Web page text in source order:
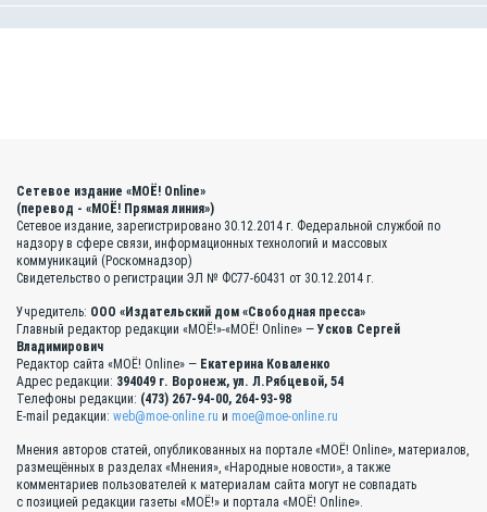
Сетевое издание «МОЁ! Online»
(перевод - «МОЁ! Прямая линия»)
Сетевое издание, зарегистрировано 30.12.2014 г. Федеральной службой по
надзору в сфере связи, информационных технологий и массовых
коммуникаций (Роскомнадзор)
Свидетельство о регистрации ЭЛ № ФС77-60431 от 30.12.2014 г.
Учредитель: ООО «Издательский дом «Свободная пресса»
Главный редактор редакции «МОЁ!»-«МОЁ! Online» — Усков Сергей
Владимирович
Редактор сайта «МОЁ! Online» — Екатерина Коваленко
Адрес редакции: 394049 г. Воронеж, ул. Л.Рябцевой, 54
Телефоны редакции: (473) 267-94-00, 264-93-98
E-mail редакции: web@moe-online.ru и moe@moe-online.ru
Мнения авторов статей, опубликованных на портале «МОЁ! Online», материалов,
размещённых в разделах «Мнения», «Народные новости», а также
комментариев пользователей к материалам сайта могут не совпадать
с позицией редакции газеты «МОЁ!» и портала «МОЁ! Online».